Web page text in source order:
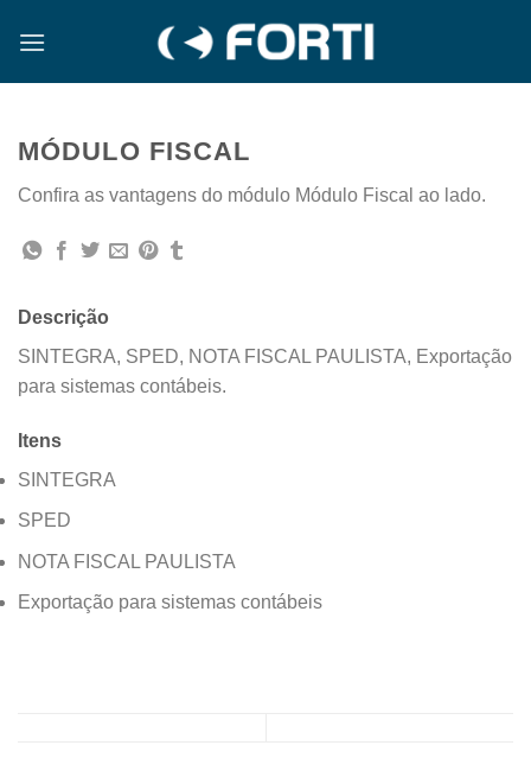
MÓDULO FISCAL
Confira as vantagens do módulo Módulo Fiscal ao lado.
Descrição
SINTEGRA, SPED, NOTA FISCAL PAULISTA, Exportação
para sistemas contábeis.
Itens
SINTEGRA
SPED
NOTA FISCAL PAULISTA
Exportação para sistemas contábeis